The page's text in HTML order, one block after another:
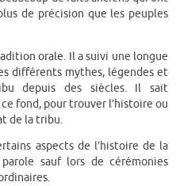
de précision que les peuples
orale. Il a suivi une longue
différents mythes, légendes et
depuis des siècles. Il sait
fond, pour trouver l’histoire ou
de la tribu.
aspects de l’histoire de la
sauf lors de cérémonies